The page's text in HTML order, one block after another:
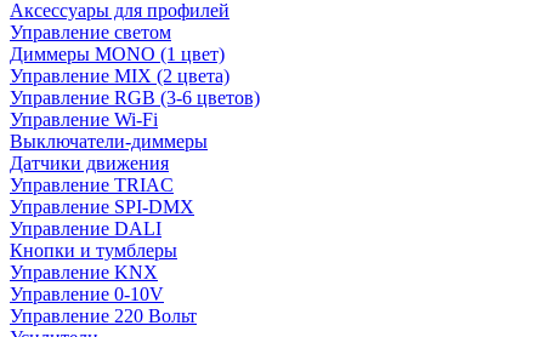
Аксессуары для профилей
Управление светом
Диммеры MONO (1 цвет)
Управление MIX (2 цвета)
Управление RGB (3-6 цветов)
Управление Wi-Fi
Выключатели-диммеры
Датчики движения
Управление TRIAC
Управление SPI-DMX
Управление DALI
Кнопки и тумблеры
Управление KNX
Управление 0-10V
Управление 220 Вольт